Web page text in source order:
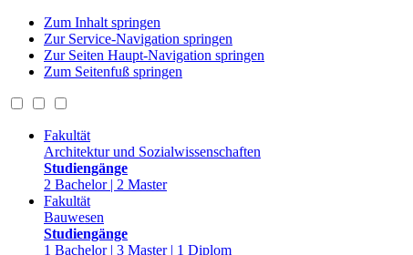
Zum Inhalt springen
Zur Service-Navigation springen
Zur Seiten Haupt-Navigation springen
Zum Seitenfuß springen
Fakultät
Architektur und Sozialwissenschaften
Studiengänge
2 Bachelor | 2 Master
Fakultät
Bauwesen
Studiengänge
1 Bachelor | 3 Master | 1 Diplom